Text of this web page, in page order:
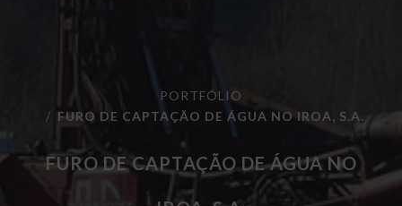
PORTFÓLIO
FURO DE CAPTAÇÃO DE ÁGUA NO IROA, S.A.
FURO DE CAPTAÇÃO DE ÁGUA NO